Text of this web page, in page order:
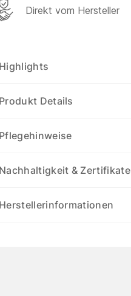
Direkt vom Hersteller
Highlights
Produkt Details
Pflegehinweise
Nachhaltigkeit & Zertifikate
Herstellerinformationen